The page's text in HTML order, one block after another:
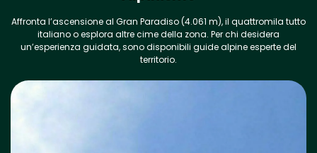
Affronta l’ascensione al Gran Paradiso (4.061 m), il quattromila tutto
italiano o esplora altre cime della zona. Per chi desidera
un’esperienza guidata, sono disponibili guide alpine esperte del
territorio.